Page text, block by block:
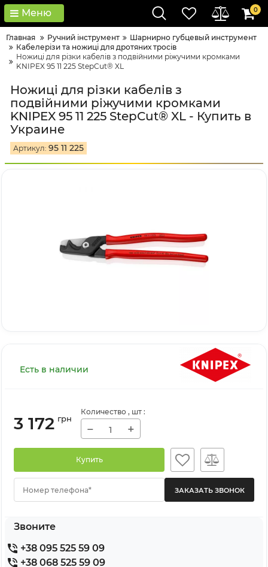
Меню 0
Главная Ручний інструмент
Шарнирно губцевый инструмент
Кабелерізи та ножиці для дротяних тросів
Ножиці для різки кабелів з подвійними ріжучими кромками
KNIPEX 95 11 225 StepCut® XL
Ножиці для різки кабелів з
подвійними ріжучими кромками
KNIPEX 95 11 225 StepCut® XL - Купить в
Украине
Артикул: 95 11 225
Есть в наличии
3 172 грн
Количество , шт :
− +
Купить
Номер телефона*
Звоните
+38 095 525 59 09
+38 068 525 59 09